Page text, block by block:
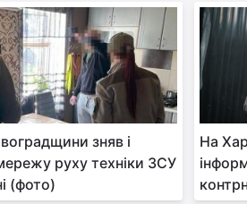
зняв і
руху техніки ЗСУ
(фото)
На